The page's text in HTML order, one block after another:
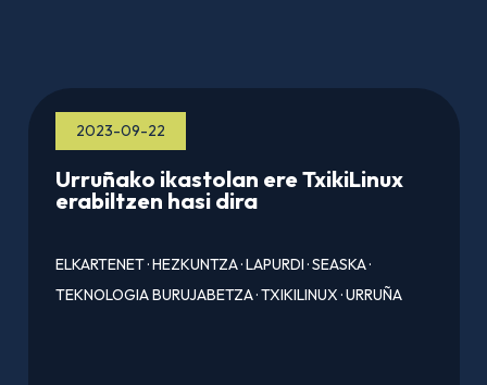
2023-09-22
Urruñako ikastolan ere TxikiLinux
erabiltzen hasi dira
ELKARTENET·HEZKUNTZA·LAPURDI·SEASKA·
TEKNOLOGIA BURUJABETZA·TXIKILINUX·URRUÑA